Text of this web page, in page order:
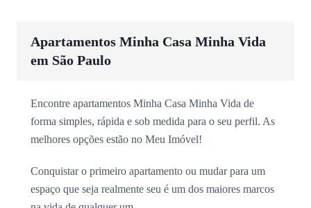
Apartamentos Minha Casa Minha Vida
em São Paulo
Encontre apartamentos Minha Casa Minha Vida de
forma simples, rápida e sob medida para o seu perfil. As
melhores opções estão no Meu Imóvel!
Conquistar o primeiro apartamento ou mudar para um
espaço que seja realmente seu é um dos maiores marcos